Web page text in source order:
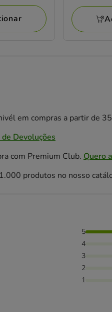
avaliações
a
29.99€
em compras a partir de
Devoluções
com Premium Club. Quero
produtos no nosso
5
4
3
2
1